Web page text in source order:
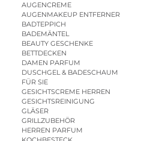
AUGENCREME
AUGENMAKEUP ENTFERNER
BADTEPPICH
BADEMÄNTEL
BEAUTY GESCHENKE
BETTDECKEN
DAMEN PARFUM
DUSCHGEL & BADESCHAUM
FÜR SIE
GESICHTSCREME HERREN
GESICHTSREINIGUNG
GLÄSER
GRILLZUBEHÖR
HERREN PARFUM